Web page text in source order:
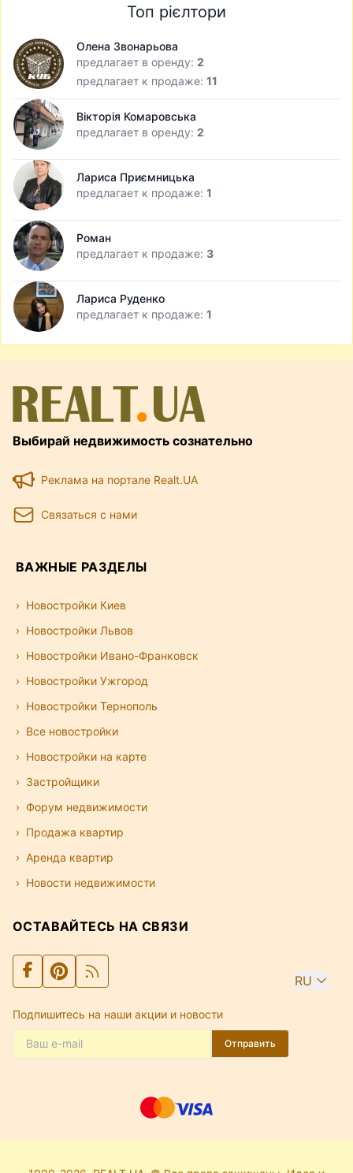
Топ рієлтори
Олена Звонарьова
предлагает в оренду: 2
предлагает к продаже: 11
Вікторія Комаровська
предлагает в оренду: 2
Лариса Приємницька
предлагает к продаже: 1
Роман
предлагает к продаже: 3
Лариса Руденко
предлагает к продаже: 1
Выбирай недвижимость сознательно
Реклама на портале Realt.UA
Связаться с нами
ВАЖНЫЕ РАЗДЕЛЫ
Новостройки Киев
Новостройки Львов
Новостройки Ивано-Франковск
Новостройки Ужгород
Новостройки Тернополь
Все новостройки
Новостройки на карте
Застройщики
Форум недвижимости
Продажа квартир
Аренда квартир
Новости недвижимости
ОСТАВАЙТЕСЬ НА СВЯЗИ
RU
Подпишитесь на наши акции и новости
Отправить